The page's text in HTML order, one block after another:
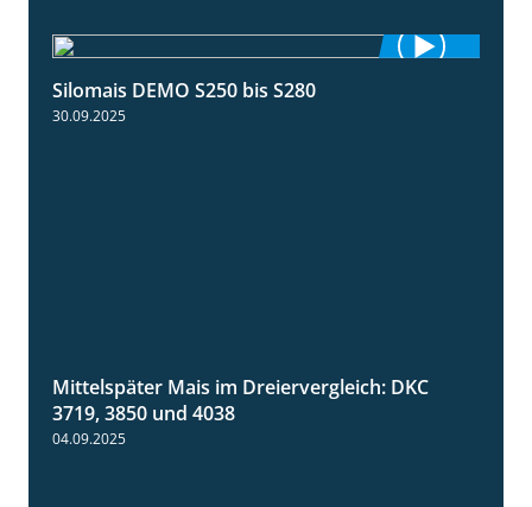
Silomais DEMO S250 bis S280
30.09.2025
Mittelspäter Mais im Dreiervergleich: DKC
3719, 3850 und 4038